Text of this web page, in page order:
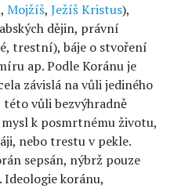
, Mojžíš, Ježíš Kristus),
dějin, právní
trestní), báje o stvoření
ap. Podle Koránu je
závislá na vůli jediného
této vůli bezvýhradně
k posmrtnému životu,
nebo trestu v pekle.
sepsán, nýbrž pouze
Ideologie koránu,